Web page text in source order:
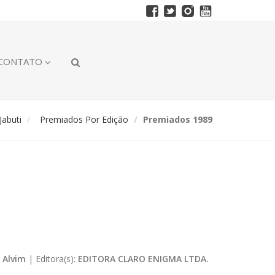
Premiados Por Edição Premiados 1989
Alvim | Editora(s): EDITORA CLARO ENIGMA LTDA.